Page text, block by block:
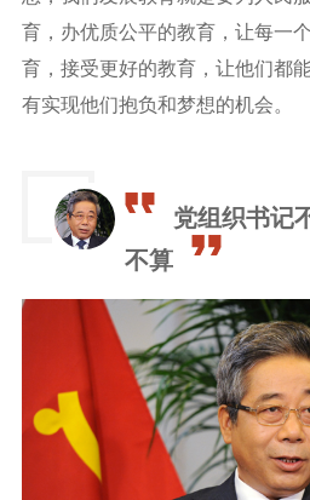
育，办优质公平的教育，让每一
育，接受更好的教育，让他们都
有实现他们抱负和梦想的机会。
党组织书记
不算